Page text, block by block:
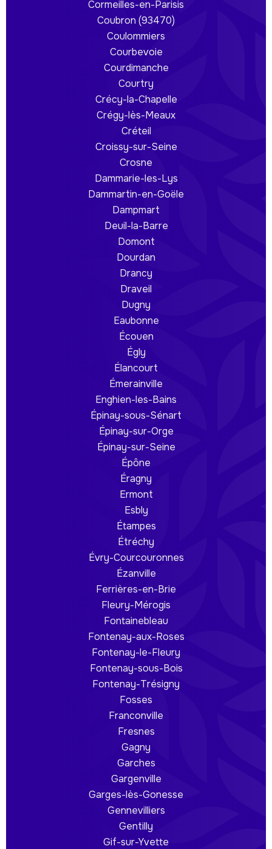
Cormeilles-en-Parisis
Coubron (93470)
Coulommiers
Courbevoie
Courdimanche
Courtry
Crécy-la-Chapelle
Crégy-lès-Meaux
Créteil
Croissy-sur-Seine
Crosne
Dammarie-les-Lys
Dammartin-en-Goële
Dampmart
Deuil-la-Barre
Domont
Dourdan
Drancy
Draveil
Dugny
Eaubonne
Écouen
Égly
Élancourt
Émerainville
Enghien-les-Bains
Épinay-sous-Sénart
Épinay-sur-Orge
Épinay-sur-Seine
Épône
Éragny
Ermont
Esbly
Étampes
Étréchy
Évry-Courcouronnes
Ézanville
Ferrières-en-Brie
Fleury-Mérogis
Fontainebleau
Fontenay-aux-Roses
Fontenay-le-Fleury
Fontenay-sous-Bois
Fontenay-Trésigny
Fosses
Franconville
Fresnes
Gagny
Garches
Gargenville
Garges-lès-Gonesse
Gennevilliers
Gentilly
Gif-sur-Yvette